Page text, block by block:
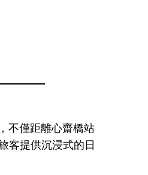
不僅距離心齋橋站
客提供沉浸式的日